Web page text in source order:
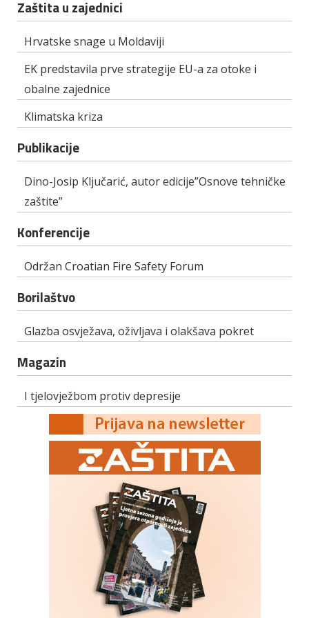
Zaštita u zajednici
Hrvatske snage u Moldaviji
EK predstavila prve strategije EU-a za otoke i
obalne zajednice
Klimatska kriza
Publikacije
Dino-Josip Ključarić, autor edicije”Osnove tehničke
zaštite”
Konferencije
Održan Croatian Fire Safety Forum
Borilaštvo
Glazba osvježava, oživljava i olakšava pokret
Magazin
I tjelovježbom protiv depresije